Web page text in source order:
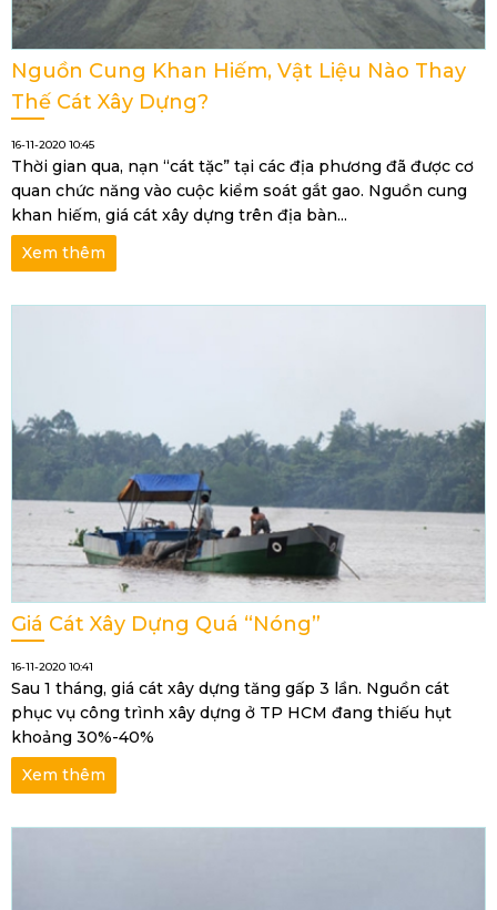
Nguồn Cung Khan Hiếm, Vật Liệu Nào Thay
Thế Cát Xây Dựng?
16-11-2020 10:45
Thời gian qua, nạn “cát tặc” tại các địa phương đã được cơ
quan chức năng vào cuộc kiểm soát gắt gao. Nguồn cung
khan hiếm, giá cát xây dựng trên địa bàn...
Xem thêm
Giá Cát Xây Dựng Quá “nóng”
16-11-2020 10:41
Sau 1 tháng, giá cát xây dựng tăng gấp 3 lần. Nguồn cát
phục vụ công trình xây dựng ở TP HCM đang thiếu hụt
khoảng 30%-40%
Xem thêm